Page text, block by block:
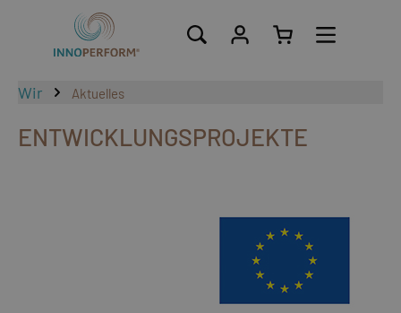
springen
Wir Aktuelles
ENTWICKLUNGSPROJEKTE